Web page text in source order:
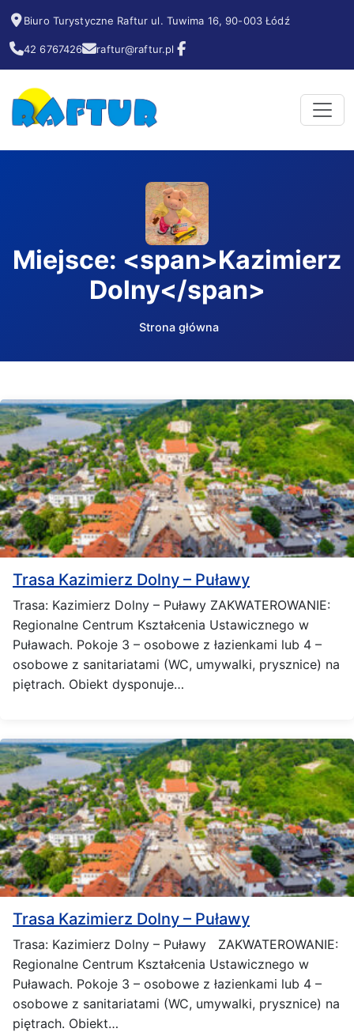
Biuro Turystyczne Raftur ul. Tuwima 16, 90-003 Łódź
42 6767426 raftur@raftur.pl
Miejsce: <span>Kazimierz
Dolny</span>
Strona główna
Trasa Kazimierz Dolny – Puławy
Trasa: Kazimierz Dolny – Puławy ZAKWATEROWANIE:
Regionalne Centrum Kształcenia Ustawicznego w
Puławach. Pokoje 3 – osobowe z łazienkami lub 4 –
osobowe z sanitariatami (WC, umywalki, prysznice) na
piętrach. Obiekt dysponuje…
Trasa Kazimierz Dolny – Puławy
Trasa: Kazimierz Dolny – Puławy ZAKWATEROWANIE:
Regionalne Centrum Kształcenia Ustawicznego w
Puławach. Pokoje 3 – osobowe z łazienkami lub 4 –
osobowe z sanitariatami (WC, umywalki, prysznice) na
piętrach. Obiekt…